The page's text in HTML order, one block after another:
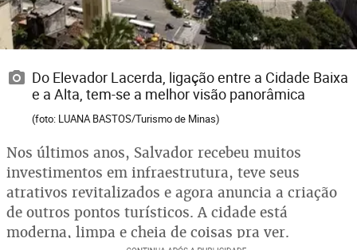
Do Elevador Lacerda, ligação entre a Cidade Baixa
e a Alta, tem-se a melhor visão panorâmica
(foto: LUANA BASTOS/Turismo de Minas)
Nos últimos anos, Salvador recebeu muitos
investimentos em infraestrutura, teve seus
atrativos revitalizados e agora anuncia a criação
de outros pontos turísticos. A cidade está
moderna, limpa e cheia de coisas pra ver.